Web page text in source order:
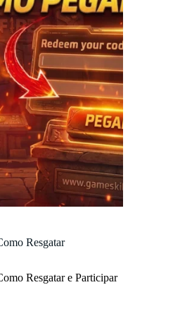
Resgatar
Resgatar e Participar